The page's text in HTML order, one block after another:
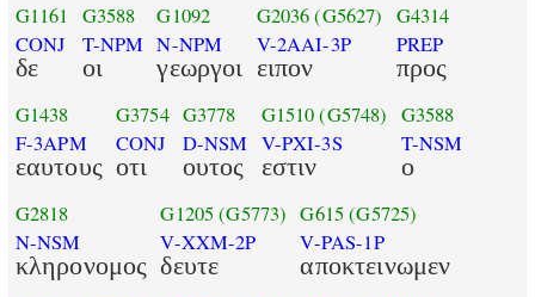
G1161
CONJ
δε
G3588
T-NPM
οι
G1092
N-NPM
γεωργοι
G2036 (G5627)
V-2AAI-3P
ειπον
G4314
PREP
προς
G1438
F-3APM
εαυτους
G3754
CONJ
οτι
G3778
D-NSM
ουτος
G1510 (G5748)
V-PXI-3S
εστιν
G3588
T-NSM
ο
G2818
N-NSM
κληρονομος
G1205(G5773)
V-XXM-2P
δευτε
G615(G5725)
V-PAS-1P
αποκτεινωμεν